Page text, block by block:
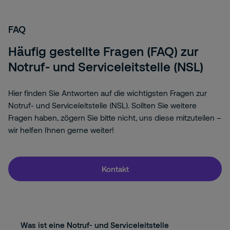
FAQ
Häufig gestellte Fragen (FAQ) zur
Notruf- und Serviceleitstelle (NSL)
Hier finden Sie Antworten auf die wichtigsten Fragen zur
Notruf- und Serviceleitstelle (NSL). Sollten Sie weitere
Fragen haben, zögern Sie bitte nicht, uns diese mitzuteilen –
wir helfen Ihnen gerne weiter!
Kontakt
Was ist eine Notruf- und Serviceleitstelle